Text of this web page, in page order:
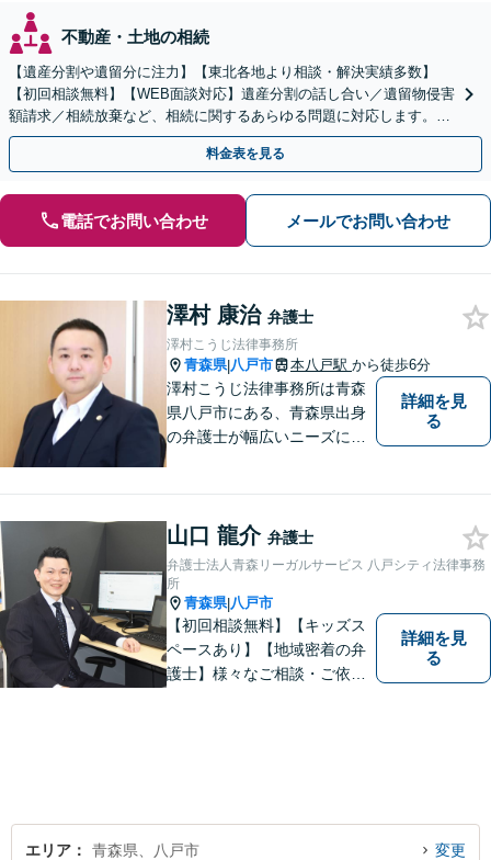
不動産・土地の相続
【遺産分割や遺留分に注力】【東北各地より相談・解決実績多数】
【初回相談無料】【WEB面談対応】遺産分割の話し合い／遺留物侵害
額請求／相続放棄など、相続に関するあらゆる問題に対応します。ご
事情やご意向を丁寧にお聞きし、有利な解決を目指します
料金表を見る
電話でお問い合わせ メールでお問い合わせ
澤村 康治 弁護士
澤村こうじ法律事務所
青森県|八戸市 本八戸駅 から徒歩6分
澤村こうじ法律事務所は青森
県八戸市にある、青森県出身
の弁護士が幅広いニーズにお
詳細を見
る
山口 龍介 弁護士
弁護士法人青森リーガルサービス 八戸シティ法律事務
所
青森県|八戸市
【初回相談無料】【キッズス
ペースあり】【地域密着の弁
護士】様々なご相談・ご依頼
詳細を見
る
エリア 青森県、八戸市 変更